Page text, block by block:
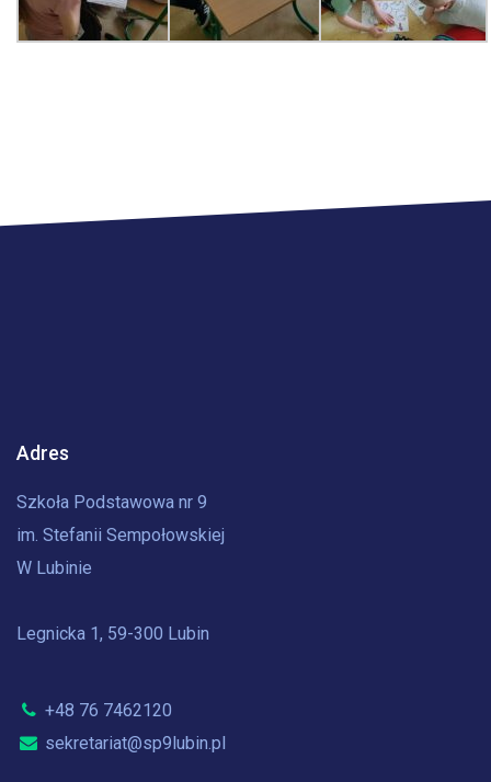
Adres
Szkoła Podstawowa nr 9
im. Stefanii Sempołowskiej
W Lubinie
Legnicka 1, 59-300 Lubin
+48 76 7462120
sekretariat@sp9lubin.pl